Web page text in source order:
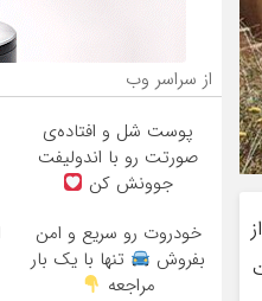
از سراسر وب
پوست شل و افتاده‌ی
صورتت رو با اندولیفت
جوونش کن
خودروت رو سریع و امن
بفروش
تنها با یک بار
مراجعه